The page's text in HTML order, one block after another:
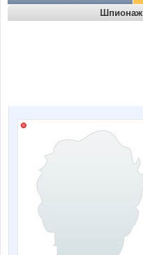
Шпионаж